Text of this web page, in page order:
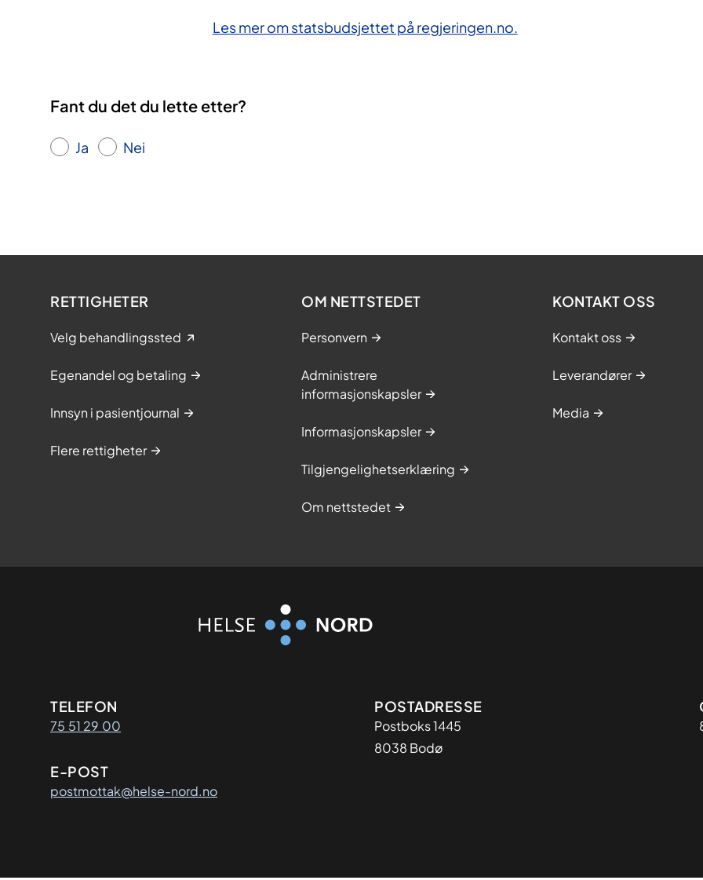
Les mer om statsbudsjettet på regjeringen.no.
Fant du det du lette etter?
Ja Nei
RETTIGHETER
Velg behandlingssted
Egenandel og betaling
Innsyn i pasientjournal
Flere rettigheter
OM NETTSTEDET
Personvern
Administrere
informasjonskapsler
Informasjonskapsler
Tilgjengelighetserklæring
Om nettstedet
KONTAKT OSS
Kontakt oss
Leverandører
Media
Kontaktinformasjon
TELEFON
75 51 29 00
E-POST
postmottak@helse-nord.no
Adresse
POSTADRESSE
Postboks 1445
8038 Bodø